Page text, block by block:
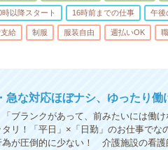
時以降スタート 16時前までの仕事 午後
給 制服 服装自由 週払いOK
な対応ほぼナシ、ゆったり働
ブランクがあって、前みたいには働
リ！「平日」×「日勤」のお仕事でな
が圧倒的に少ない！ 介護施設の看護